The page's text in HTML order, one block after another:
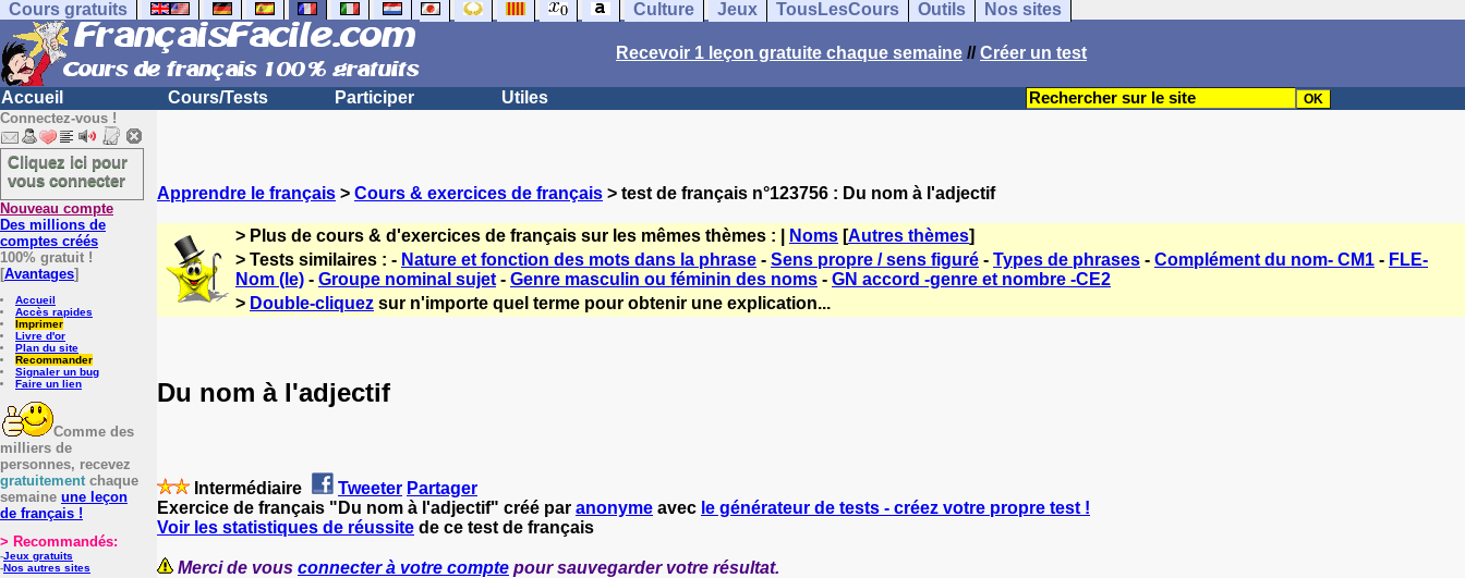
Cours gratuits Culture Jeux TousLesCours Outils Nos sites
Recevoir 1 leçon gratuite chaque semaine //Créer un test
Accueil Cours/Tests Participer Utiles
Connectez-vous !
Cliquez ici pour
vous connecter
Nouveau compte
Des millions de
comptes créés
100% gratuit !
[Avantages]
Accueil
Accès rapides
Imprimer
Livre d'or
Plan du site
Recommander
Signaler un bug
Faire un lien
Comme des
milliers de
personnes, recevez
gratuitementchaque
semaine une leçon
de français !
> Recommandés:
-Jeux gratuits
-Nos autres sites
Apprendre le français > Cours & exercices de français > test de français n°123756 : Du nom à l'adjectif
> Plus de cours & d'exercices de français sur les mêmes thèmes : | Noms [Autres thèmes]
> Tests similaires : - Nature et fonction des mots dans la phrase - Sens propre / sens figuré - Types de phrases - Complément du nom- CM1 - FLE-
Nom (le) - Groupe nominal sujet - Genre masculin ou féminin des noms - GN accord -genre et nombre -CE2
> Double-cliquez sur n'importe quel terme pour obtenir une explication...
Du nom à l'adjectif
Intermédiaire Tweeter Partager
Exercice de français "Du nom à l'adjectif" créé par anonyme avec le générateur de tests - créez votre propre test !
Voir les statistiques de réussite de ce test de français
Merci de vous connecter à votre compte pour sauvegarder votre résultat.